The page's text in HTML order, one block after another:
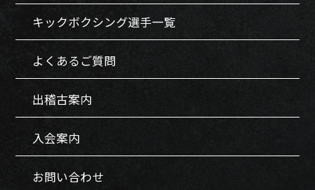
キックボクシング選手一覧
よくあるご質問
出稽古案内
入会案内
お問い合わせ